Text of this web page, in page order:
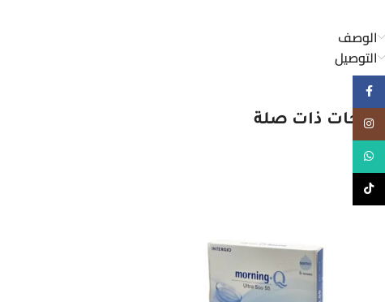
الوصف
التوصيل
منتجات ذات صلة
Instagram